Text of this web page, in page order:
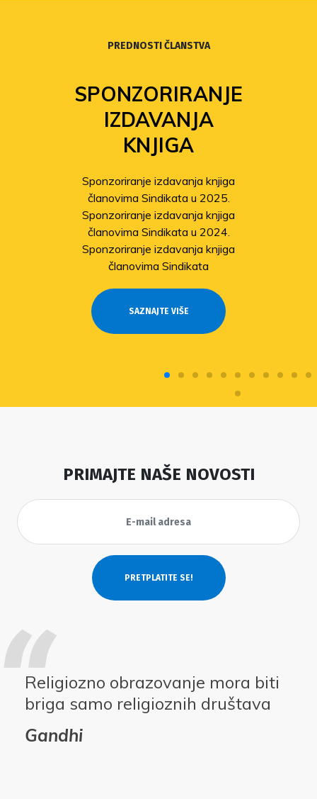
PREDNOSTI ČLANSTVA
SPONZORIRANJE
IZDAVANJA
KNJIGA
Sponzoriranje izdavanja knjiga
članovima Sindikata u 2025.
Sponzoriranje izdavanja knjiga
članovima Sindikata u 2024.
Sponzoriranje izdavanja knjiga
članovima Sindikata
SAZNAJTE VIŠE
PRIMAJTE NAŠE NOVOSTI
Religiozno obrazovanje mora biti
briga samo religioznih društava
Gandhi